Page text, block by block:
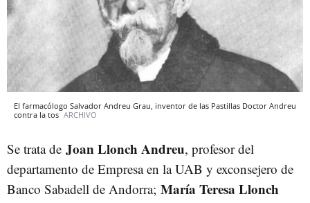
El farmacólogo Salvador Andreu Grau, inventor de las Pastillas Doctor Andreu
contra la tos ARCHIVO
Se trata de Joan Llonch Andreu, profesor del
departamento de Empresa en la UAB y exconsejero de
Banco Sabadell de Andorra; María Teresa Llonch